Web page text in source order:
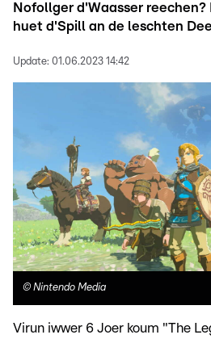
Nofollger d'Waasser reechen?
huet d'Spill an de leschten
Update: 01.06.2023 14:42
© Nintendo Media
Virun iwwer 6 Joer koum "The